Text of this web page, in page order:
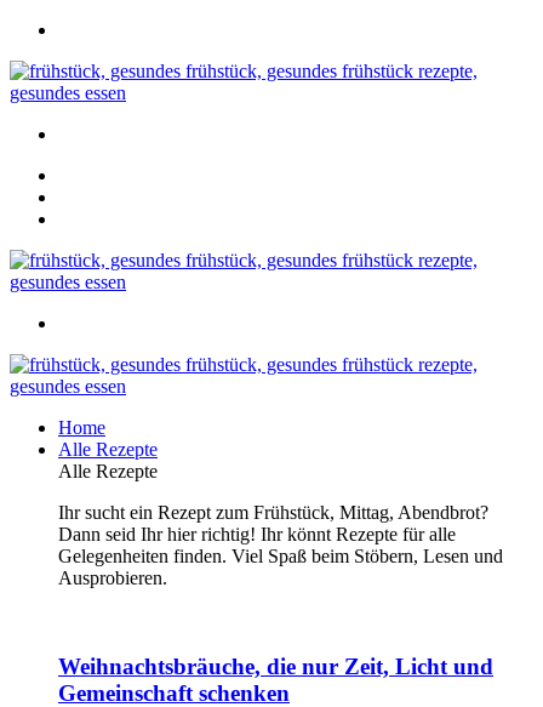
Home
Alle Rezepte
Alle Rezepte
Ihr sucht ein Rezept zum Frühstück, Mittag, Abendbrot?
Dann seid Ihr hier richtig! Ihr könnt Rezepte für alle
Gelegenheiten finden. Viel Spaß beim Stöbern, Lesen und
Ausprobieren.
Weihnachtsbräuche, die nur Zeit, Licht und
Gemeinschaft schenken